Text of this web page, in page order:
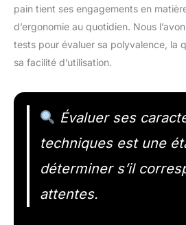
pain tient ses engagements en
d’ergonomie au quotidien. Nous
tests pour évaluer sa polyvalence, la
sa facilité d’utilisation.
Évaluer ses
techniques est une
déterminer s’il
attentes.